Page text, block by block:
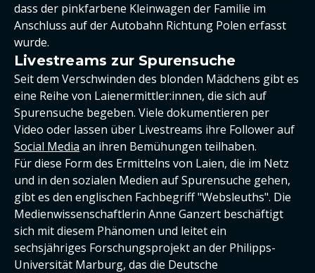
dass der pinkfarbene Kleinwagen der Familie im
Anschluss auf der Autobahn Richtung Polen erfasst
wurde.
Livestreams zur Spurensuche
Seit dem Verschwinden des blonden Mädchens gibt es
eine Reihe von Laienermittler:innen, die sich auf
Spurensuche begeben. Viele dokumentieren per
Video oder lassen über Livestreams ihre Follower auf
Social Media an ihren Bemühungen teilhaben.
Für diese Form des Ermittelns von Laien, die im Netz
und in den sozialen Medien auf Spurensuche gehen,
gibt es den englischen Fachbegriff "Websleuths". Die
Medienwissenschaftlerin Anne Ganzert beschäftigt
sich mit diesem Phänomen und leitet ein
sechsjähriges Forschungsprojekt an der Philipps-
Universität Marburg, das die Deutsche